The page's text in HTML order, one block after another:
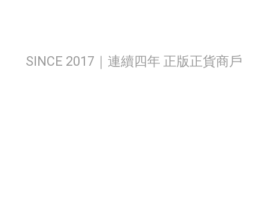
SINCE 2017｜連續四年 正版正貨商戶